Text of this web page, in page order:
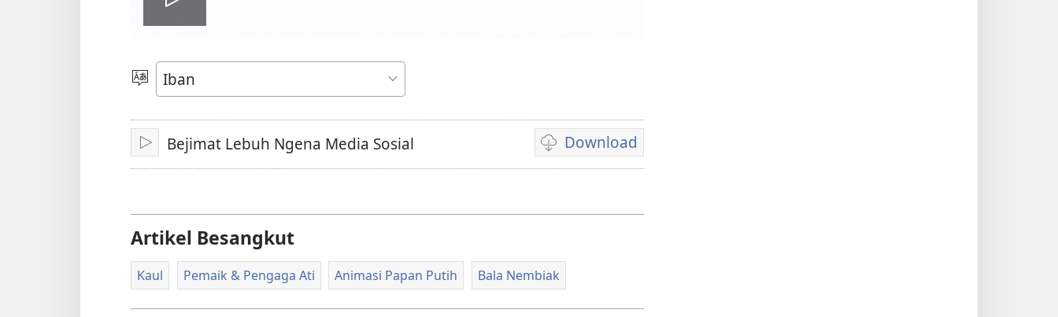
Play
video
Pilih
Jaku
Pasang
Bejimat Lebuh Ngena Media Sosial Download
Pilih
chara
video
Artikel Besangkut
Kaul Pemaik & Pengaga Ati Animasi Papan Putih Bala Nembiak